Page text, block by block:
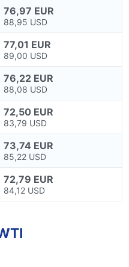
76,97 EUR
88,95 USD
77,01 EUR
89,00 USD
76,22 EUR
88,08 USD
72,50 EUR
83,79 USD
73,74 EUR
85,22 USD
72,79 EUR
84,12 USD